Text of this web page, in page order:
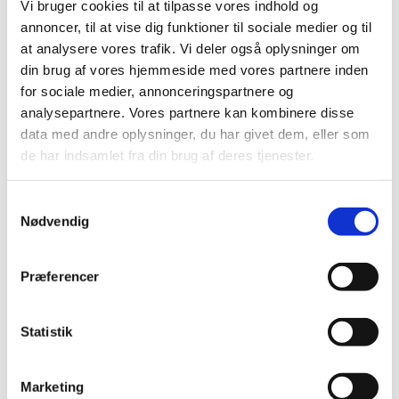
Vi bruger cookies til at tilpasse vores indhold og
annoncer, til at vise dig funktioner til sociale medier og til
at analysere vores trafik. Vi deler også oplysninger om
din brug af vores hjemmeside med vores partnere inden
for sociale medier, annonceringspartnere og
analysepartnere. Vores partnere kan kombinere disse
data med andre oplysninger, du har givet dem, eller som
de har indsamlet fra din brug af deres tjenester.
Nødvendig
Præferencer
Statistik
Marketing
Samme pris – mere tid og kvalitet
Selvom specialklinikken arbejder uden for den offentlige
sygesikring, er priserne på fysioterapi og genoptræning
nøjagtig de samme som på klinikker indenfor
sygesikringen.
Der gives tilskud fra Sygeforsikringen danmark, og langt
de fleste sundhedsforsikringer dækker helt eller delvist.
En ydmyg men ambitiøs mission
Frederikshavn Fysioterapi & Osteopati er skabt med et
ønske om at supplere og styrke sundhedstilbuddene i byen.
udføres i de nuværende fysioterapeutiske klinikker
“Vi ser os som et alternativ – et sted, hvor vi kombinerer
flere fagligheder under ét tag og arbejder med nyeste viden